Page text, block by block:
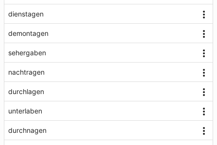
dienstagen
demontagen
sehergaben
nachtragen
durchlagen
unterlaben
durchnagen